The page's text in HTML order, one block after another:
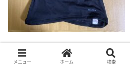
霧で真っ白だった空から晴れ間が
メニュー ホーム 検索